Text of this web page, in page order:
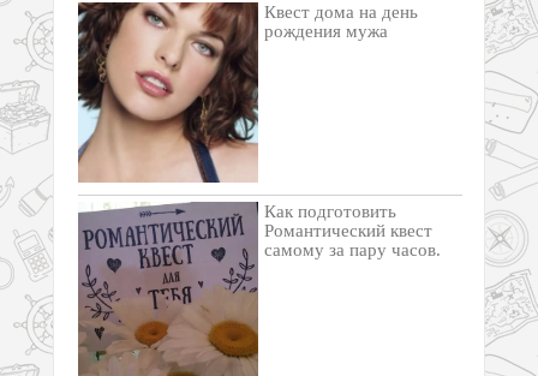
Квест дома на день
рождения мужа
Как подготовить
Романтический квест
самому за пару часов.